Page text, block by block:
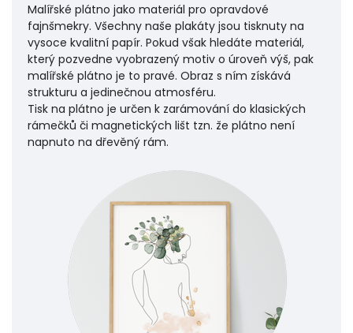
Malířské plátno jako materiál pro opravdové
fajnšmekry. Všechny naše plakáty jsou tisknuty na
vysoce kvalitní papír. Pokud však hledáte materiál,
který pozvedne vyobrazený motiv o úroveň výš, pak
malířské plátno je to pravé. Obraz s ním získává
strukturu a jedinečnou atmosféru.
Tisk na plátno je určen k zarámování do klasických
rámečků či magnetických lišt tzn. že plátno není
napnuto na dřevěný rám.